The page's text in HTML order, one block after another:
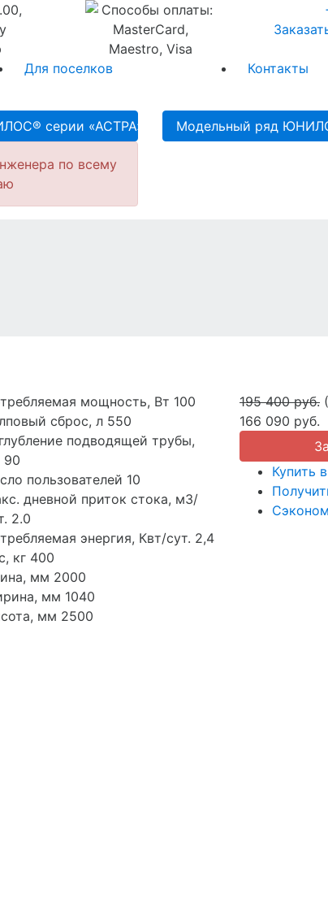
Для поселков
Контакты
серии «АСТРА»
Модельный ряд
по всему
мощность, Вт 100
сброс, л 550
подводящей трубы,
90
пользователей 10
дневной приток стока, м3/
2.0
энергия, Квт/сут. 2,4
кг 400
мм 2000
мм 1040
мм 2500
195 400 руб.
166 090 руб.
Купить